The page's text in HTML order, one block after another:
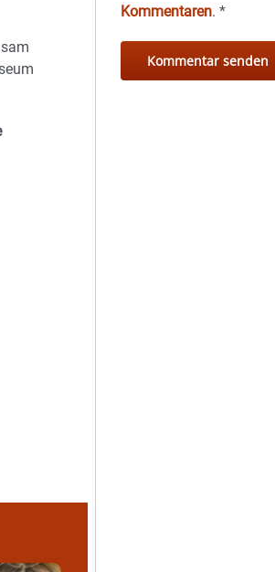
Kommentaren.*